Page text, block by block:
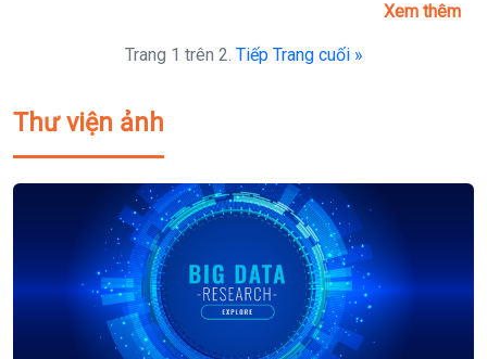
Xem thêm
Trang 1 trên 2. Tiếp Trang cuối »
Thư viện ảnh